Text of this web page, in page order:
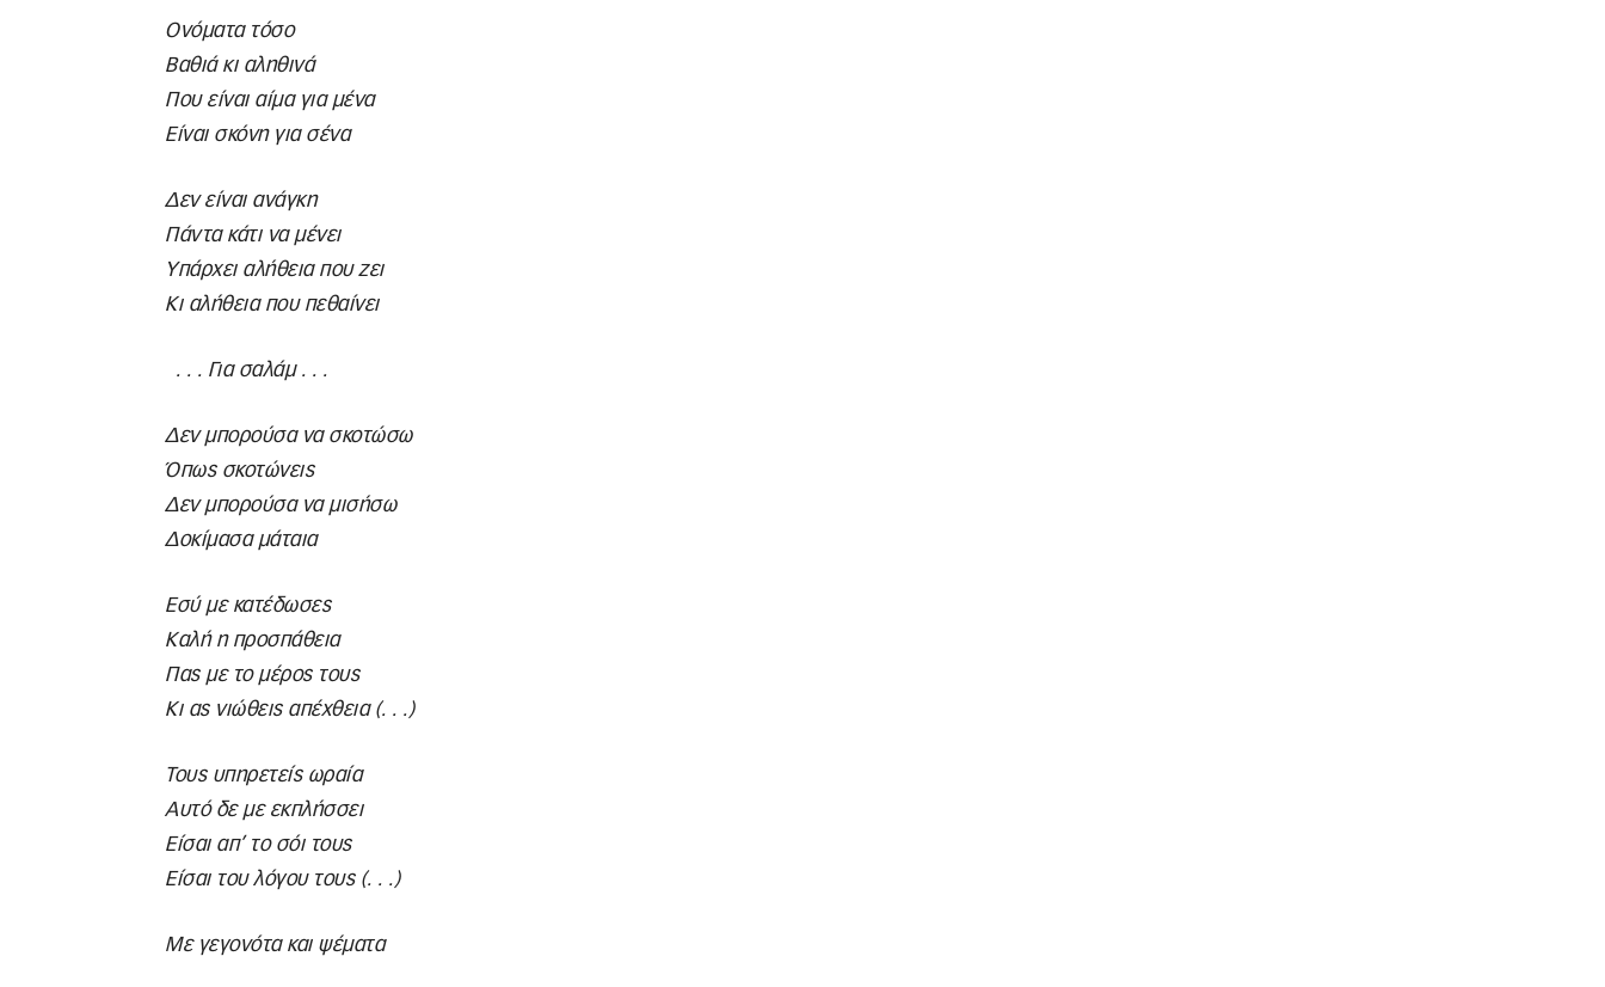
Ονόματα τόσο
Βαθιά κι αληθινά
Που είναι αίμα για μένα
Είναι σκόνη για σένα
Δεν είναι ανάγκη
Πάντα κάτι να μένει
Υπάρχει αλήθεια που ζει
Κι αλήθεια που πεθαίνει
. . . Για σαλάμ . . .
Δεν μπορούσα να σκοτώσω
Όπως σκοτώνεις
Δεν μπορούσα να μισήσω
Δοκίμασα μάταια
Εσύ με κατέδωσες
Καλή η προσπάθεια
Πας με το μέρος τους
Κι ας νιώθεις απέχθεια (. . .)
Τους υπηρετείς ωραία
Αυτό δε με εκπλήσσει
Είσαι απ’ το σόι τους
Είσαι του λόγου τους (. . .)
Με γεγονότα και ψέματα